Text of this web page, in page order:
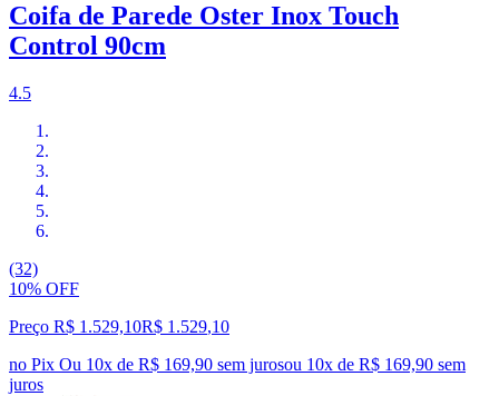
Coifa de Parede Oster Inox Touch
Control 90cm
4.5
(32)
10% OFF
Preço R$ 1.529,10R$ 1.529,10
no Pix Ou 10x de R$ 169,90 sem jurosou 10x de R$ 169,90 sem
juros